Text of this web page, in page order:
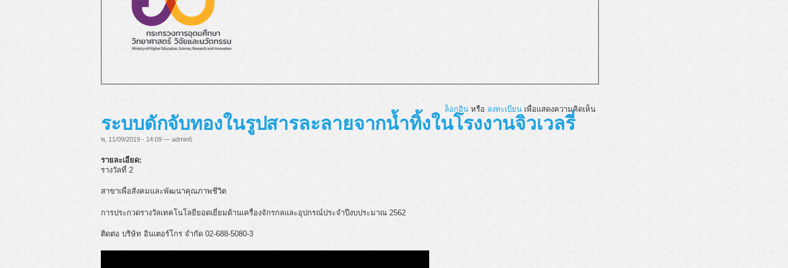
ล็อกอินหรือ ลงทะเบียนเพื่อแสดงความคิดเห็น
ระบบดักจับทองในรูปสารละลายจากน้ำทิ้งในโรงงานจิวเวลรี่
พ, 11/09/2019 - 14:09 — admin5
รายละเอียด:
รางวัลที่ 2
สาขาเพื่อสังคมและพัฒนาคุณภาพชีวิต
การประกวดรางวัลเทคโนโลยียอดเยี่ยมด้านเครื่องจักรกลและอุปกรณ์ประจำปีงบประมาณ 2562
ติดต่อ บริษัท อินเตอร์โกร จำกัด 02-688-5080-3